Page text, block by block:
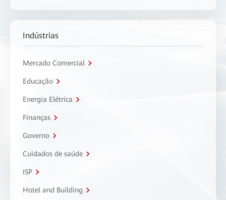
Indústrias
Mercado Comercial
Educação
Energia Elétrica
Finanças
Governo
Cuidados de saúde
ISP
Hotel and Building